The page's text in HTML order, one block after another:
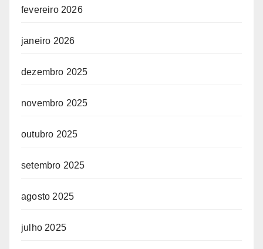
fevereiro 2026
janeiro 2026
dezembro 2025
novembro 2025
outubro 2025
setembro 2025
agosto 2025
julho 2025